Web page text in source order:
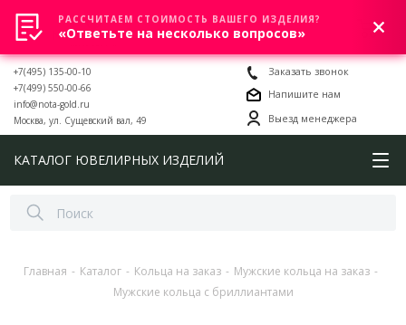
0
+7(495) 135-00-10
+7(499) 550-00-66
info@nota-gold.ru
Москва, ул. Сущевский вал, 49
Заказать звонок
Напишите нам
Выезд менеджера
КАТАЛОГ ЮВЕЛИРНЫХ ИЗДЕЛИЙ
Главная - Каталог - Кольца на заказ - Мужские кольца на заказ -
Мужские кольца с бриллиантами
РАССЧИТАЕМ СТОИМОСТЬ ВАШЕГО ИЗДЕЛИЯ?
«Ответьте на несколько вопросов»